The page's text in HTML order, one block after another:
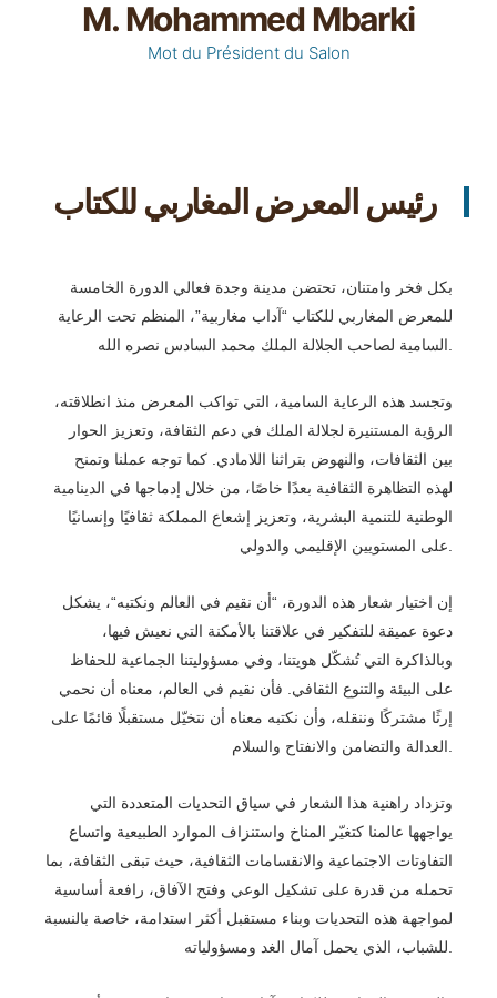
M. Mohammed Mbarki
Mot du Président du Salon
رئيس المعرض المغاربي للكتاب
بكل فخر وامتنان، تحتضن مدينة وجدة فعالي الدورة الخامسة
للمعرض المغاربي للكتاب “آداب مغاربية”، المنظم تحت الرعاية
السامية لصاحب الجلالة الملك محمد السادس نصره الله.
وتجسد هذه الرعاية السامية، التي تواكب المعرض منذ انطلاقته،
الرؤية المستنيرة لجلالة الملك في دعم الثقافة، وتعزيز الحوار
بين الثقافات، والنهوض بتراثنا اللامادي. كما توجه عملنا وتمنح
لهذه التظاهرة الثقافية بعدًا خاصًا، من خلال إدماجها في الدينامية
الوطنية للتنمية البشرية، وتعزيز إشعاع المملكة ثقافيًا وإنسانيًا
على المستويين الإقليمي والدولي.
إن اختيار شعار هذه الدورة، “أن نقيم في العالم ونكتبه“، يشكل
دعوة عميقة للتفكير في علاقتنا بالأمكنة التي نعيش فيها،
وبالذاكرة التي تُشكّل هويتنا، وفي مسؤوليتنا الجماعية للحفاظ
على البيئة والتنوع الثقافي. فأن نقيم في العالم، معناه أن نحمي
إرثًا مشتركًا وننقله، وأن نكتبه معناه أن نتخيّل مستقبلًا قائمًا على
العدالة والتضامن والانفتاح والسلام.
وتزداد راهنية هذا الشعار في سياق التحديات المتعددة التي
يواجهها عالمنا كتغيّر المناخ واستنزاف الموارد الطبيعية واتساع
التفاوتات الاجتماعية والانقسامات الثقافية، حيث تبقى الثقافة، بما
تحمله من قدرة على تشكيل الوعي وفتح الآفاق، رافعة أساسية
لمواجهة هذه التحديات وبناء مستقبل أكثر استدامة، خاصة بالنسبة
للشباب، الذي يحمل آمال الغد ومسؤولياته.